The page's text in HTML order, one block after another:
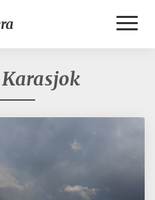
Karasjok